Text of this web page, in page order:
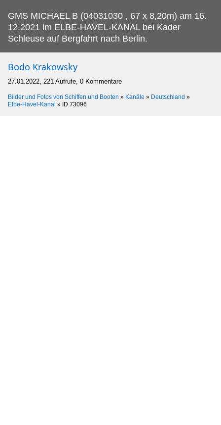
GMS MICHAEL B (04031030 , 67 x 8,20m) am 16.
12.2021 im ELBE-HAVEL-KANAL bei Kader
Schleuse auf Bergfahrt nach Berlin.
Bodo Krakowsky
27.01.2022, 221 Aufrufe, 0 Kommentare
Bilder und Fotos von Schiffen und Booten » Kanäle » Deutschland »
Elbe-Havel-Kanal » ID 73096